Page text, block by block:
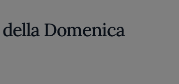
della Domenica